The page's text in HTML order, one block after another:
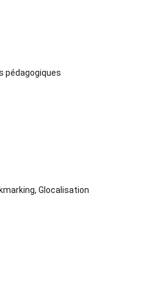
pédagogiques
Glocalisation